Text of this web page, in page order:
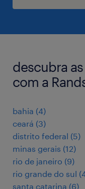
descubra
com a
bahia (4)
ceará (3)
distrito federal (5)
minas gerais (12)
rio de janeiro (9)
rio grande do sul (
santa catarina (6)